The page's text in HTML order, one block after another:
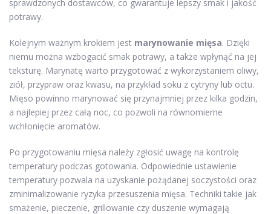
sprawdzonych dostawców, co gwarantuje lepszy smak i jakość
potrawy.
Kolejnym ważnym krokiem jest marynowanie mięsa. Dzięki
niemu można wzbogacić smak potrawy, a także wpłynąć na jej
teksturę. Marynatę warto przygotować z wykorzystaniem oliwy,
ziół, przypraw oraz kwasu, na przykład soku z cytryny lub octu.
Mięso powinno marynować się przynajmniej przez kilka godzin,
a najlepiej przez całą noc, co pozwoli na równomierne
wchłonięcie aromatów.
Po przygotowaniu mięsa należy zgłosić uwagę na kontrolę
temperatury podczas gotowania. Odpowiednie ustawienie
temperatury pozwala na uzyskanie pożądanej soczystości oraz
zminimalizowanie ryzyka przesuszenia mięsa. Techniki takie jak
smażenie, pieczenie, grillowanie czy duszenie wymagają